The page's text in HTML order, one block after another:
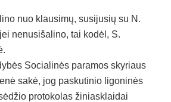
nuo klausimų, susijusių su N.
nenusišalino, tai kodėl, S.
Socialinės paramos skyriaus
sakė, jog paskutinio ligoninės
protokolas žiniasklaidai